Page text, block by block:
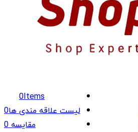
0Items
لیست علاقه مندی ها0
مقایسه0